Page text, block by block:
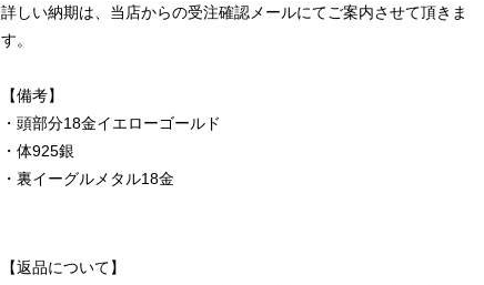
詳しい納期は、当店からの受注確認メールにてご案内させて頂きま
す。
【備考】
・頭部分18金イエローゴールド
・体925銀
・裏イーグルメタル18金
【返品について】